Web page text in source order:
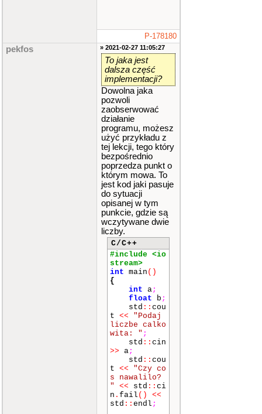
P-178180
pekfos » 2021-02-27 11:05:27
To jaka jest
dalsza część
implementacji?
Dowolna jaka
pozwoli
zaobserwować
działanie
programu, możesz
użyć przykładu z
tej lekcji, tego który
bezpośrednio
poprzedza punkt o
którym mowa. To
jest kod jaki pasuje
do sytuacji
opisanej w tym
punkcie, gdzie są
wczytywane dwie
liczby.
C/C++
#include <io
stream>
int main ()
{
int a;
float b ;
std :: cou
t << "Podaj
liczbe calko
wita: " ;
std :: cin
>> a;
std :: cou
t << "Czy co
s nawalilo?
" << std :: ci
n . fail () <<
std :: endl ;